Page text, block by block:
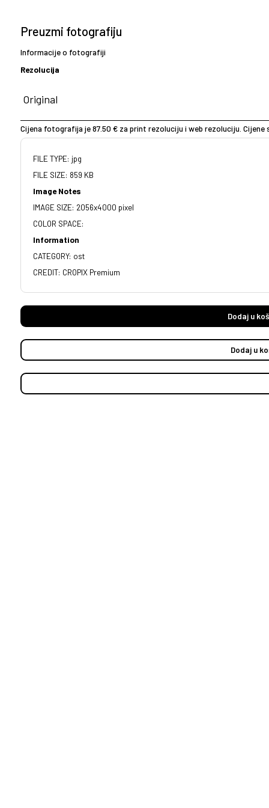
Preuzmi fotografiju
Informacije o fotografiji
Rezolucija
Cijena fotografija je 87.50 € za print rezoluciju i web rezoluciju. Cijene
FILE TYPE: jpg
FILE SIZE: 859 KB
Image Notes
IMAGE SIZE: 2056x4000 pixel
COLOR SPACE:
Information
CATEGORY: ost
CREDIT: CROPIX Premium
Dodaj u
Dodaj u